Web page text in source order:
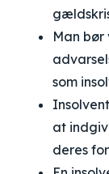
Man
som
at
deres